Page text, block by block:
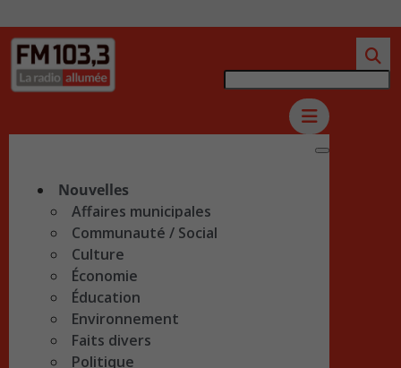
Nouvelles
Affaires municipales
Communauté / Social
Culture
Économie
Éducation
Environnement
Faits divers
Politique